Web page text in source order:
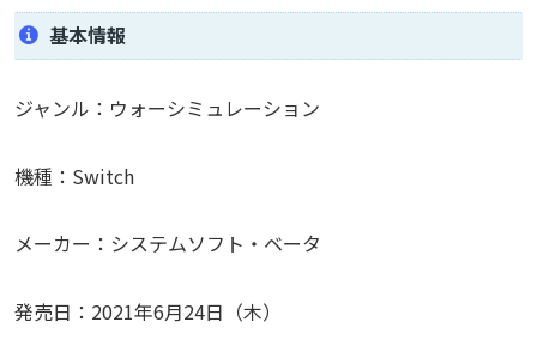
基本情報
ジャンル：ウォーシミュレーション
機種：Switch
メーカー：システムソフト・ベータ
発売日：2021年6月24日（木）